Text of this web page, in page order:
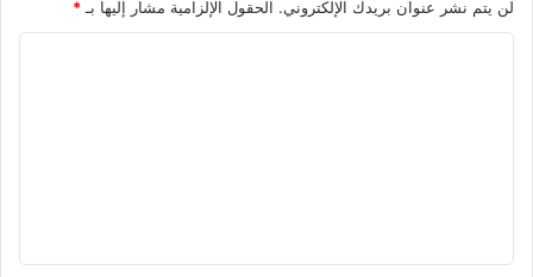
لن يتم نشر عنوان بريدك الإلكتروني. الحقول الإلزامية مشار إليها بـ*
ق